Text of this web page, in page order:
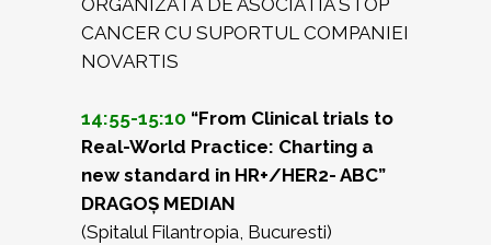
ORGANIZATĂ DE ASOCIATIA STOP
CANCER CU SUPORTUL COMPANIEI
NOVARTIS
14:55-15:10 “From Clinical trials to
Real-World Practice: Charting a
new standard in HR+/HER2- ABC”
DRAGOȘ MEDIAN
(Spitalul Filantropia, Bucuresti)